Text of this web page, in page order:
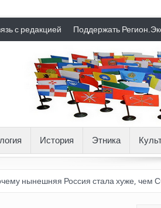
с редакцией Поддержать
История Этника
Россия стала хуже, чем СССР?